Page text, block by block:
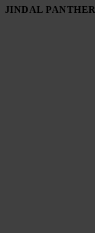
JINDAL PANTHER